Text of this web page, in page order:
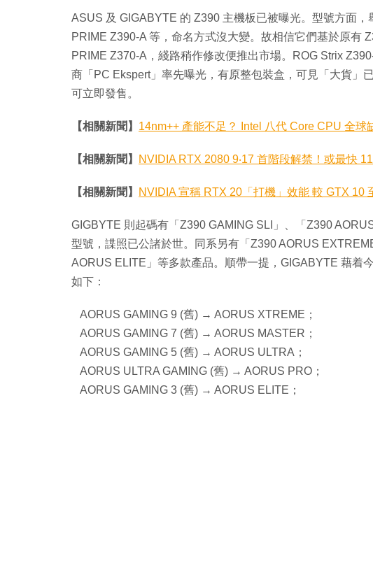
ASUS 及 GIGABYTE 的 Z390 主機板已被曝光。型號方面，
PRIME Z390-A 等，命名方式沒大變。故相信它們基於原有
PRIME Z370-A，綫路稍作修改便推出市場。ROG Strix
商「PC Ekspert」率先曝光，有原整包裝盒，可見「大貨」
可立即發售。
【相關新聞】 14nm++ 產能不足？ Intel 八代 Core CPU 全球
【相關新聞】 NVIDIA RTX 2080 9‧17 首階段解禁！或最快
【相關新聞】 NVIDIA 宣稱 RTX 20「打機」效能 較 GTX 10
GIGBYTE 則起碼有「Z390 GAMING SLI」、「Z390
型號，諜照已公諸於世。同系另有「Z390 AORUS
AORUS ELITE」等多款產品。順帶一提，GIGABYTE 藉着
如下：
AORUS GAMING 9 (舊) → AORUS XTREME；
AORUS GAMING 7 (舊) → AORUS MASTER；
AORUS GAMING 5 (舊) → AORUS ULTRA；
AORUS ULTRA GAMING (舊) → AORUS PRO；
AORUS GAMING 3 (舊) → AORUS ELITE；